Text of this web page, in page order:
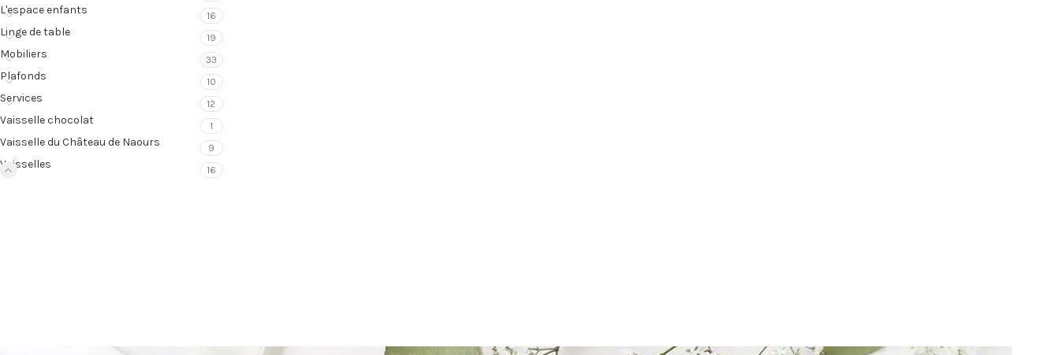
L'espace enfants 16
Linge de table 19
Mobiliers 33
Plafonds 10
Services 12
Vaisselle chocolat 1
Vaisselle du Château de Naours 9
Vaisselles 16